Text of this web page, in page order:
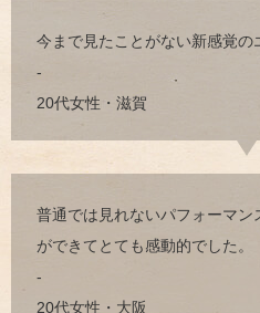
今まで見たことがない新感覚の
-
20代女性・滋賀
普通では見れないパフォーマン
ができてとても感動的でした。
-
20代女性・大阪